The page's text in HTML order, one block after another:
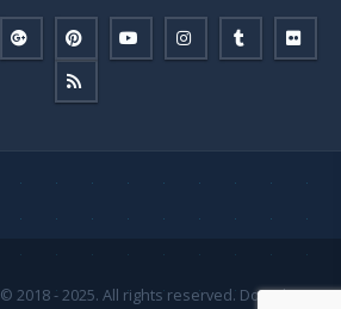
© 2018 - 2025. All rights reserved. Done by